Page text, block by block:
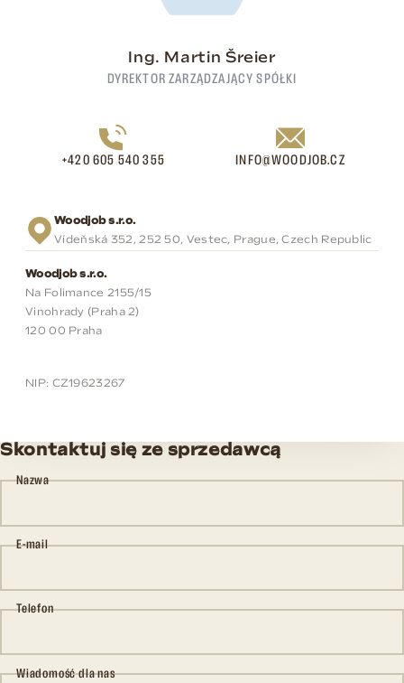
Ing. Martin Šreier
DYREKTOR ZARZĄDZAJĄCY SPÓŁKI
+420 605 540 355 INFO@WOODJOB.CZ
Woodjob s.r.o.
Vídeňská 352, 252 50, Vestec, Prague, Czech Republic
Woodjob s.r.o.
Na Folimance 2155/15
Vinohrady (Praha 2)
120 00 Praha
NIP: CZ19623267
Skontaktuj się ze sprzedawcą
Nazwa
E-mail
Telefon
Wiadomość dla nas